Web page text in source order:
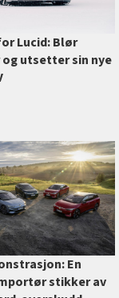
Lucid: Blør
utsetter sin nye
En
stikker av